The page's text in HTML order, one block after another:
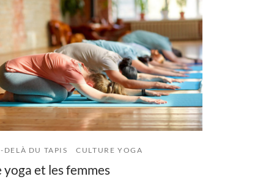
DELÀ DU TAPIS CULTURE YOGA
yoga et les femmes